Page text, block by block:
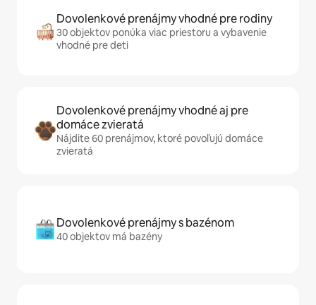
Dovolenkové prenájmy vhodné pre rodiny
30 objektov ponúka viac priestoru a vybavenie
vhodné pre deti
Dovolenkové prenájmy vhodné aj pre
domáce zvieratá
Nájdite 60 prenájmov, ktoré povoľujú domáce
zvieratá
Dovolenkové prenájmy s bazénom
40 objektov má bazény